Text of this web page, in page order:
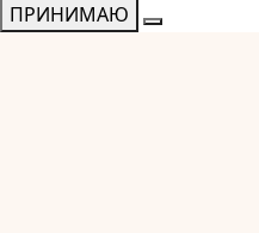
ПРИНИМАЮ